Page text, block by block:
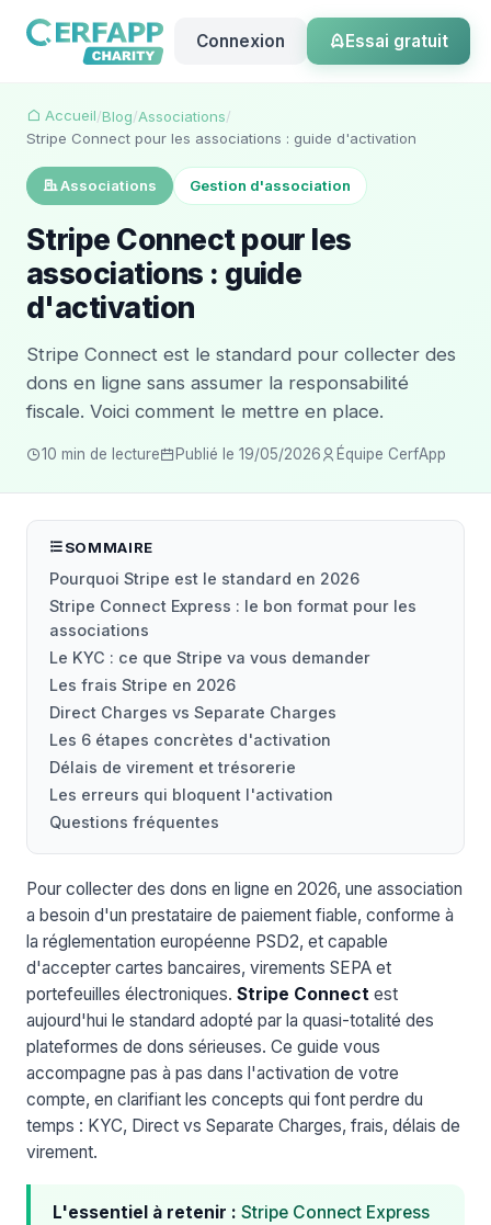
Connexion Essai gratuit
Accueil/Blog/Associations/
Stripe Connect pour les associations : guide d'activation
Associations Gestion d'association
Stripe Connect pour les
associations : guide
d'activation
Stripe Connect est le standard pour collecter des
dons en ligne sans assumer la responsabilité
fiscale. Voici comment le mettre en place.
10 min de lecture Publié le 19/05/2026 Équipe CerfApp
SOMMAIRE
Pourquoi Stripe est le standard en 2026
Stripe Connect Express : le bon format pour les
associations
Le KYC : ce que Stripe va vous demander
Les frais Stripe en 2026
Direct Charges vs Separate Charges
Les 6 étapes concrètes d'activation
Délais de virement et trésorerie
Les erreurs qui bloquent l'activation
Questions fréquentes
Pour collecter des dons en ligne en 2026, une association
a besoin d'un prestataire de paiement fiable, conforme à
la réglementation européenne PSD2, et capable
d'accepter cartes bancaires, virements SEPA et
portefeuilles électroniques. Stripe Connect est
aujourd'hui le standard adopté par la quasi-totalité des
plateformes de dons sérieuses. Ce guide vous
accompagne pas à pas dans l'activation de votre
compte, en clarifiant les concepts qui font perdre du
temps : KYC, Direct vs Separate Charges, frais, délais de
virement.
L'essentiel à retenir : Stripe Connect Express